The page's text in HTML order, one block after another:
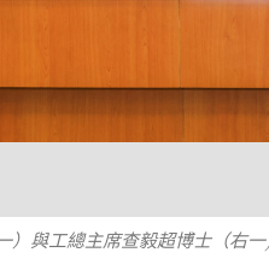
）與工總主席查毅超博士（右